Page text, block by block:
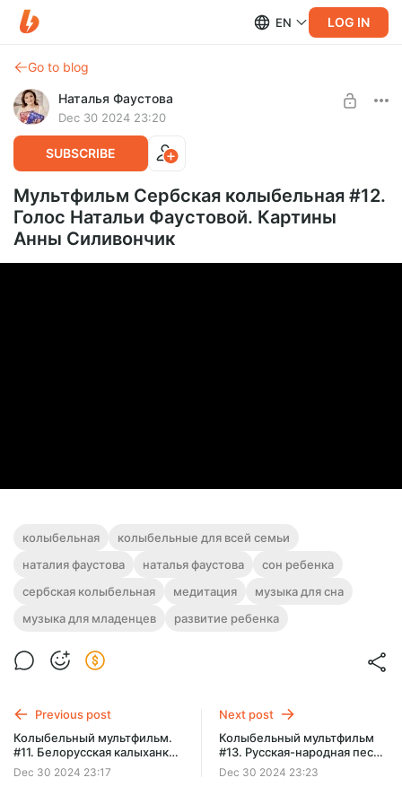
EN LOG IN
Go to blog
Наталья Фаустова
Dec 30 2024 23:20
SUBSCRIBE
Мультфильм Сербская колыбельная #12.
Голос Натальи Фаустовой. Картины
Анны Силивончик
колыбельная
колыбельные для всей семьи
наталия фаустова
наталья фаустова
сон ребенка
сербская колыбельная
медитация
музыка для сна
музыка для младенцев
развитие ребенка
Previous post
Колыбельный мультфильм.
#11. Белорусская калыханка
Гушки. Голос Натальи
Фаустовой. Картины Анны
Dec 30 2024 23:17
Next post
Колыбельный мультфильм
#13. Русская-народная песня
Как по морю. Голос Натальи
Фаустовой. Картины Анны
Dec 30 2024 23:23